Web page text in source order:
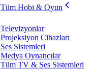
Tüm Hobi & Oyun
Televizyonlar
Projeksiyon Cihazları
Ses Sistemleri
Medya Oynatıcılar
Tüm TV & Ses Sistemleri